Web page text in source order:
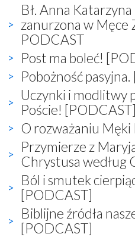
Bł. Anna
zanurzona w Męce
PODCAST
Post ma boleć!
Pobożność
Uczynki i modlitwy
Poście! [PODCAST]
O rozważaniu Męki
Przymierze z
Chrystusa według
Ból i smutek
[PODCAST]
Biblijne źródła
[PODCAST]